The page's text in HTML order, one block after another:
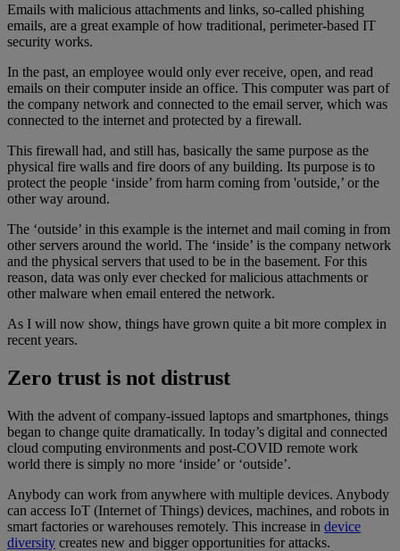
Emails with malicious attachments and links, so-called phishing
emails, are a great example of how traditional, perimeter-based IT
security works.
In the past, an employee would only ever receive, open, and read
emails on their computer inside an office. This computer was part of
the company network and connected to the email server, which was
connected to the internet and protected by a firewall.
This firewall had, and still has, basically the same purpose as the
physical fire walls and fire doors of any building. Its purpose is to
protect the people ‘inside’ from harm coming from 'outside,’ or the
other way around.
The ‘outside’ in this example is the internet and mail coming in from
other servers around the world. The ‘inside’ is the company network
and the physical servers that used to be in the basement. For this
reason, data was only ever checked for malicious attachments or
other malware when email entered the network.
As I will now show, things have grown quite a bit more complex in
recent years.
Zero trust is not distrust
With the advent of company-issued laptops and smartphones, things
began to change quite dramatically. In today’s digital and connected
cloud computing environments and post-COVID remote work
world there is simply no more ‘inside’ or ‘outside’.
Anybody can work from anywhere with multiple devices. Anybody
can access IoT (Internet of Things) devices, machines, and robots in
smart factories or warehouses remotely. This increase in device
diversity creates new and bigger opportunities for attacks.